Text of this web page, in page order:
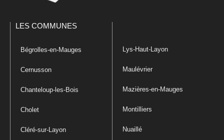
LES COMMUNES
Bégrolles-en-Mauges
Cernusson
Chanteloup-les-Bois
Cholet
Cléré-sur-Layon
Lys-Haut-Layon
Maulévrier
Mazières-en-Mauges
Montilliers
Nuaillé